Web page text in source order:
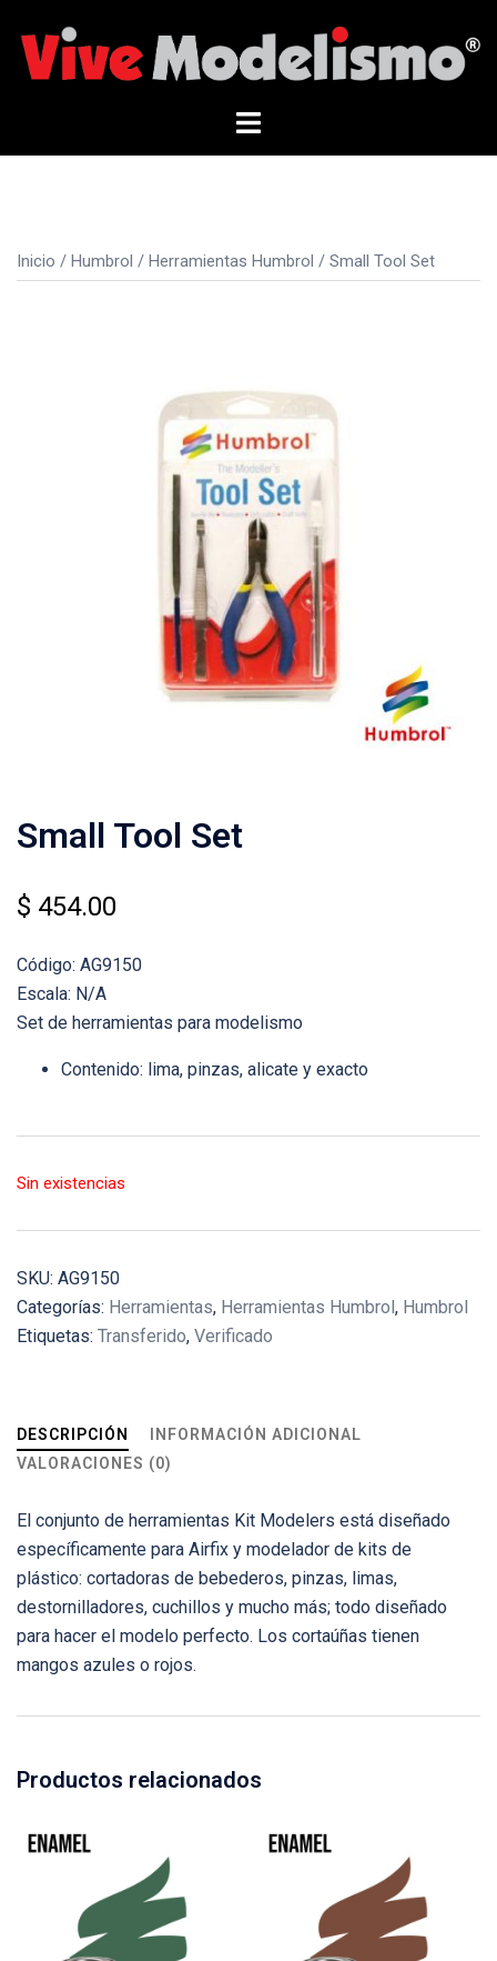
contenido
Alternar
Inicio / Humbrol / Herramientas Humbrol / Small Tool Set
Small Tool Set
$ 454.00
Código: AG9150
Escala: N/A
Set de herramientas para modelismo
Contenido: lima, pinzas, alicate y exacto
Sin existencias
SKU: AG9150
Categorías: Herramientas, Herramientas Humbrol, Humbrol
Etiquetas: Transferido, Verificado
DESCRIPCIÓN
INFORMACIÓN ADICIONAL
VALORACIONES (0)
El conjunto de herramientas Kit Modelers está diseñado
específicamente para Airfix y modelador de kits de
plástico: cortadoras de bebederos, pinzas, limas,
destornilladores, cuchillos y mucho más; todo diseñado
para hacer el modelo perfecto. Los cortaúñas tienen
mangos azules o rojos.
Productos relacionados